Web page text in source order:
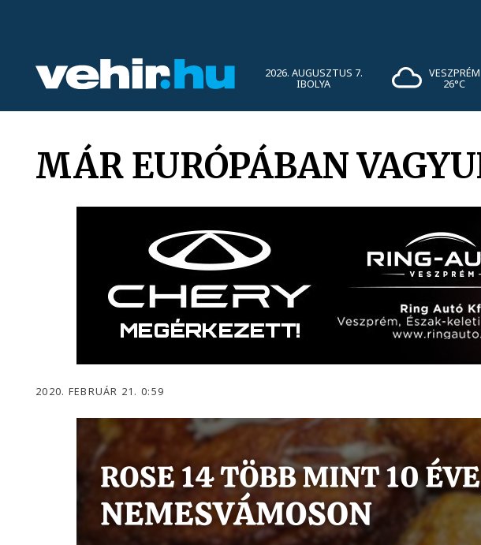
2026. AUGUSZTUS 7.
IBOLYA
VESZPRÉM
26°C
MÁR EURÓPÁBAN
2020. FEBRUÁR 21. 0:59